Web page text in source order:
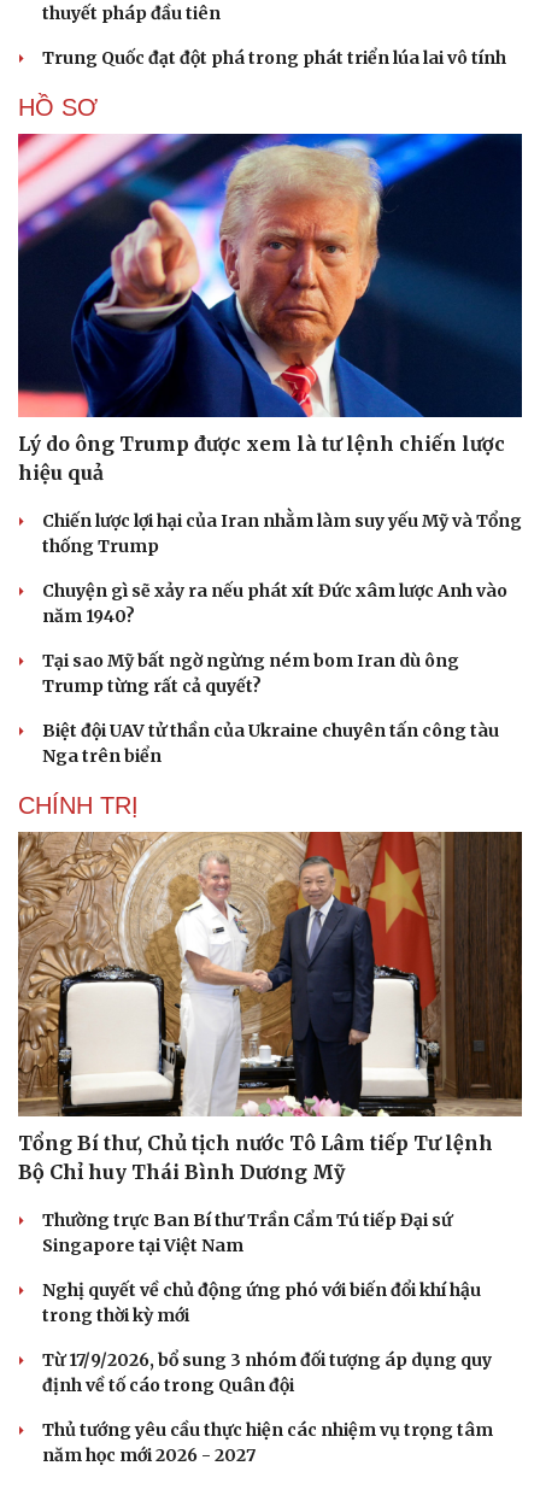
thuyết pháp đầu tiên
Trung Quốc đạt đột phá trong phát triển lúa lai vô tính
HỒ SƠ
Lý do ông Trump được xem là tư lệnh chiến lược
hiệu quả
Chiến lược lợi hại của Iran nhằm làm suy yếu Mỹ và Tổng
thống Trump
Chuyện gì sẽ xảy ra nếu phát xít Đức xâm lược Anh vào
năm 1940?
Tại sao Mỹ bất ngờ ngừng ném bom Iran dù ông
Trump từng rất cả quyết?
Biệt đội UAV tử thần của Ukraine chuyên tấn công tàu
Nga trên biển
CHÍNH TRỊ
Tổng Bí thư, Chủ tịch nước Tô Lâm tiếp Tư lệnh
Bộ Chỉ huy Thái Bình Dương Mỹ
Thường trực Ban Bí thư Trần Cẩm Tú tiếp Đại sứ
Singapore tại Việt Nam
Nghị quyết về chủ động ứng phó với biến đổi khí hậu
trong thời kỳ mới
Từ 17/9/2026, bổ sung 3 nhóm đối tượng áp dụng quy
định về tố cáo trong Quân đội
Thủ tướng yêu cầu thực hiện các nhiệm vụ trọng tâm
năm học mới 2026 - 2027